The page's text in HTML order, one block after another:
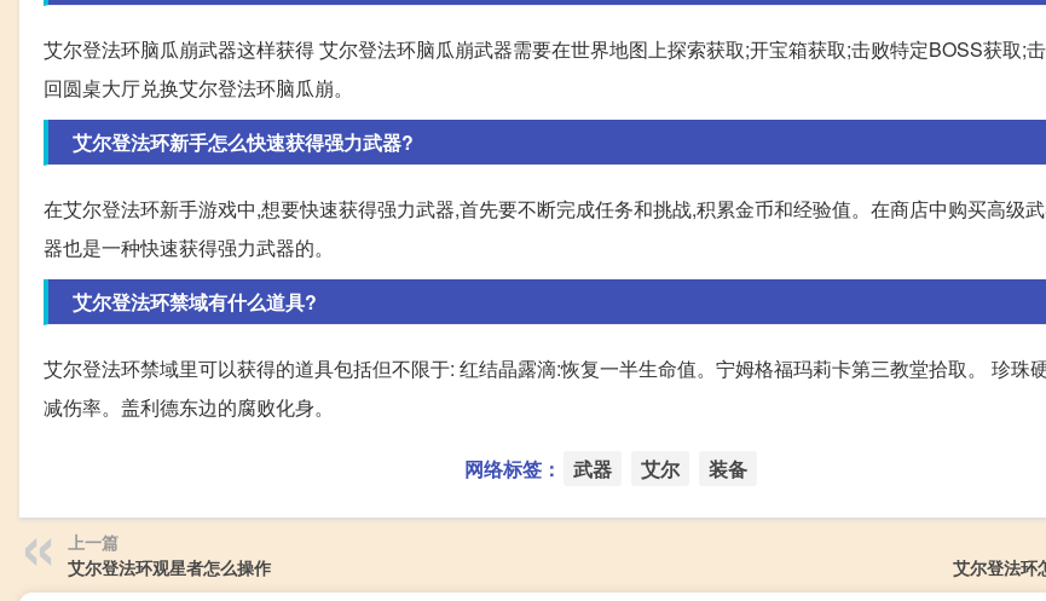
艾尔登法环脑瓜崩武器这样获得 艾尔登法环脑瓜崩武器需要在世界地图上探索获取;开宝箱获取;击败特定BOSS获取;
回圆桌大厅兑换艾尔登法环脑瓜崩。
艾尔登法环新手怎么快速获得强力武器?
在艾尔登法环新手游戏中,想要快速获得强力武器,首先要不断完成任务和挑战,积累金币和经验值。在商店中购买高级
器也是一种快速获得强力武器的。
艾尔登法环禁域有什么道具?
艾尔登法环禁域里可以获得的道具包括但不限于: 红结晶露滴:恢复一半生命值。宁姆格福玛莉卡第三教堂拾取。 珍珠
减伤率。盖利德东边的腐败化身。
网络标签： 武器 艾尔 装备
上一篇
艾尔登法环观星者怎么操作
艾尔登法环